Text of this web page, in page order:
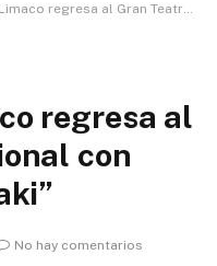
al Gran Teatro Nacional con “Ritual: Warmi Taki”
regresa al
con
No hay comentarios